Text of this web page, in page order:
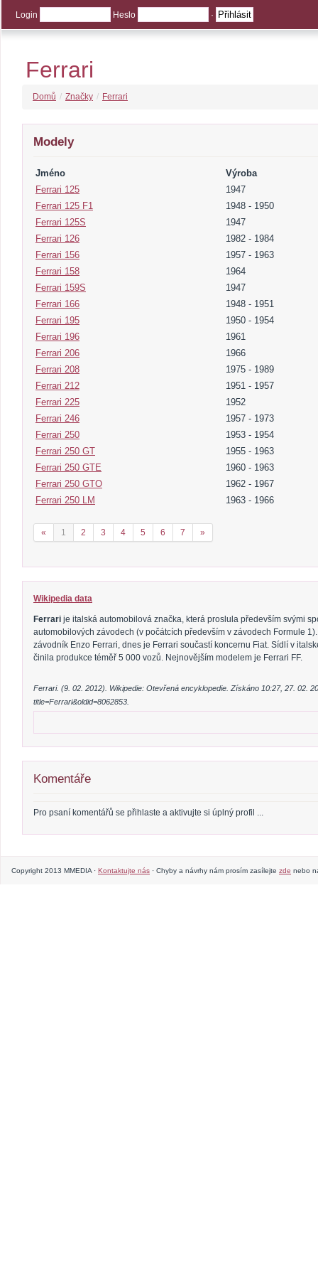
Login Heslo ·
Ferrari
Domů / Značky / Ferrari
Modely
Jméno
Výroba
Ferrari 125
1947
Ferrari 125 F1
1948 - 1950
Ferrari 125S
1947
Ferrari 126
1982 - 1984
Ferrari 156
1957 - 1963
Ferrari 158
1964
Ferrari 159S
1947
Ferrari 166
1948 - 1951
Ferrari 195
1950 - 1954
Ferrari 196
1961
Ferrari 206
1966
Ferrari 208
1975 - 1989
Ferrari 212
1951 - 1957
Ferrari 225
1952
Ferrari 246
1957 - 1973
Ferrari 250
1953 - 1954
Ferrari 250 GT
1955 - 1963
Ferrari 250 GTE
1960 - 1963
Ferrari 250 GTO
1962 - 1967
Ferrari 250 LM
1963 - 1966
« 1 2 3 4 5 6 7 »
Wikipedia data
Ferrari je italská automobilová značka, která proslula především svými
automobilových závodech (v počátcích především v závodech Formule
závodník Enzo Ferrari, dnes je Ferrari součastí koncernu Fiat. Sídlí v
činila produkce téměř 5 000 vozů. Nejnovějším modelem je Ferrari FF.
Ferrari. (9. 02. 2012). Wikipedie: Otevřená encyklopedie. Získáno 10:27, 27. 02.
title=Ferrari&oldid=8062853.
Komentáře
Pro psaní komentářů se přihlaste a aktivujte si úplný profil ...
Copyright 2013 MMEDIA · Kontaktujte nás · Chyby a návrhy nám prosím zasílejte zde nebo